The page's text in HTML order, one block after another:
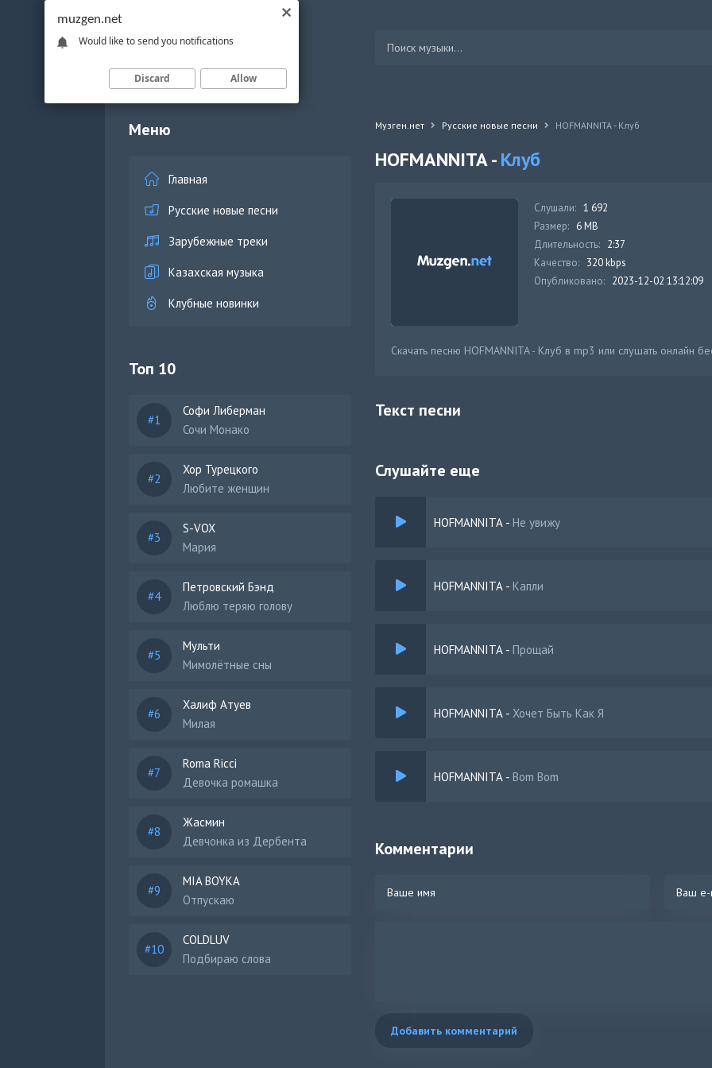
Меню
Главная
Русские новые песни
Зарубежные треки
Казахская музыка
Клубные новинки
Топ 10
Софи Либерман
Сочи Монако
Хор Турецкого
Любите женщин
S-VOX
Мария
Петровский Бэнд
Люблю теряю голову
Мульти
Мимолётные сны
Халиф Атуев
Милая
Roma Ricci
Девочка ромашка
Жасмин
Девчонка из Дербента
MIA BOYKA
Отпускаю
COLDLUV
Подбираю слова
Музген.нет Русские новые песни HOFMANNITA - Клуб
HOFMANNITA -Клуб
Слушали: 1 692
Размер: 6 MB
Длительность: 2:37
Качество: 320 kbps
Опубликовано: 2023-12-02 13:12:09
Скачать песню HOFMANNITA - Клуб в mp3 или слушать онлайн
Текст песни
Слушайте еще
HOFMANNITA - Не увижу
HOFMANNITA - Капли
HOFMANNITA - Прощай
HOFMANNITA - Хочет Быть Как Я
HOFMANNITA - Bom Bom
Комментарии
Добавить комментарий
muzgen.net
Would like to send you notifications
Discard Allow